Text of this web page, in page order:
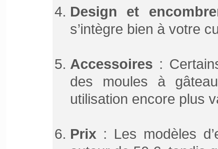
Design et
s’intègre bien à votre
Accessoires :
des moules à
utilisation encore plus
Prix : Les modèles